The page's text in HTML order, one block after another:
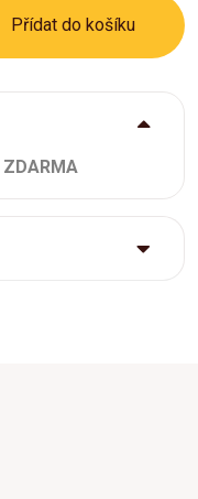
Přídat do košíku
ZDARMA